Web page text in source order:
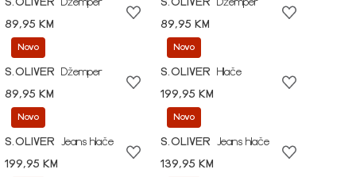
S.OLIVER
Džemper
89,95 KM
S.OLIVER
Džemper
89,95 KM
Novo
S.OLIVER
Džemper
89,95 KM
Novo
S.OLIVER
Hlače
199,95 KM
Novo
S.OLIVER
Jeans hlače
199,95 KM
Novo
S.OLIVER
Jeans hlače
139,95 KM